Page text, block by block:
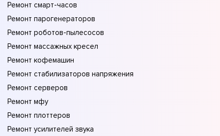
Ремонт смарт-часов
Ремонт парогенераторов
Ремонт роботов-пылесосов
Ремонт массажных кресел
Ремонт кофемашин
Ремонт стабилизаторов напряжения
Ремонт серверов
Ремонт мфу
Ремонт плоттеров
Ремонт усилителей звука